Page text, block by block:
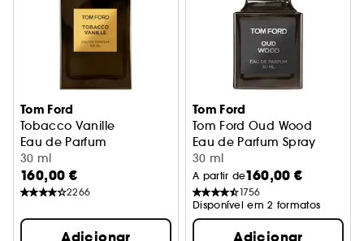
Tom Ford
Tobacco Vanille
Eau de Parfum
30 ml
160,00 €
2266
Tom Ford
Tom Ford Oud Wood
Eau de Parfum Spray
30 ml
A partir de160,00 €
1756
Disponível em 2 formatos